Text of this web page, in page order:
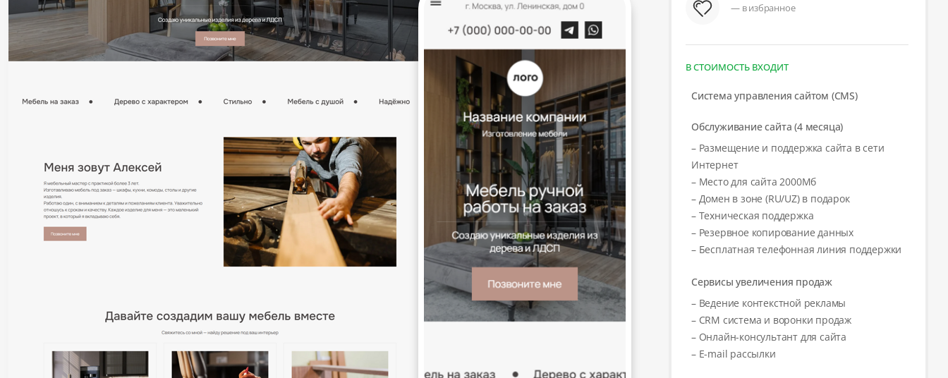
— в избранное
В СТОИМОСТЬ ВХОДИТ
Система управления сайтом (CMS)
Обслуживание сайта (4 месяца)
– Размещение и поддержка сайта в сети
Интернет
– Место для сайта 2000Мб
– Домен в зоне (RU/UZ) в подарок
– Техническая поддержка
– Резервное копирование данных
– Бесплатная телефонная линия поддержки
Сервисы увеличения продаж
– Ведение контекстной рекламы
– CRM система и воронки продаж
– Онлайн-консультант для сайта
– E-mail рассылки